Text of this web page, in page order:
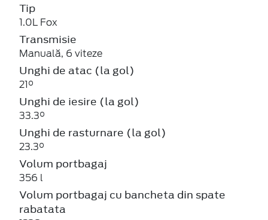
Tip
1.0L Fox
Transmisie
Manuală, 6 viteze
Unghi de atac (la gol)
21°
Unghi de iesire (la gol)
33.3°
Unghi de rasturnare (la gol)
23.3°
Volum portbagaj
356 l
Volum portbagaj cu bancheta din spate
rabatata